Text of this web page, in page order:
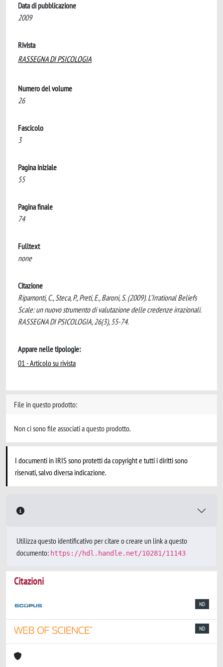
Data di pubblicazione
2009
Rivista
RASSEGNA DI PSICOLOGIA
Numero del volume
26
Fascicolo
3
Pagina iniziale
55
Pagina finale
74
Fulltext
none
Citazione
Ripamonti, C., Steca, P., Preti, E., Baroni, S. (2009). L’Irrational Beliefs
Scale: un nuovo strumento di valutazione delle credenze irrazionali.
RASSEGNA DI PSICOLOGIA, 26(3), 55-74.
Appare nelle tipologie:
01 - Articolo su rivista
File in questo prodotto:
Non ci sono file associati a questo prodotto.
I documenti in IRIS sono protetti da copyright e tutti i diritti sono
riservati, salvo diversa indicazione.
Utilizza questo identificativo per citare o creare un link a questo
documento: https://hdl.handle.net/10281/11143
Citazioni
ND
ND